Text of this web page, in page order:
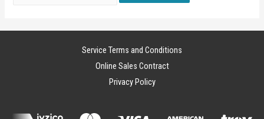
Service Terms and Conditions
Online Sales Contract
Privacy Policy